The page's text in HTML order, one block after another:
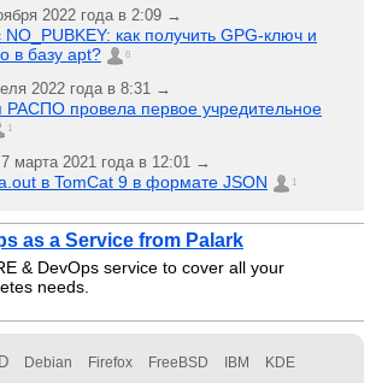
2022 года в 2:09 →
как получить GPG-ключ и
в базу apt?
6
2022 года в 8:31 →
РАСПО провела первое учредительное
1
7 марта 2021 года в 12:01 →
в TomCat 9 в формате JSON 1
as a Service from Palark
& DevOps service to cover all your
needs.
Debian Firefox FreeBSD IBM KDE